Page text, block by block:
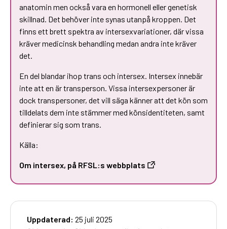
anatomin men också vara en hormonell eller genetisk
skillnad. Det behöver inte synas utanpå kroppen. Det
finns ett brett spektra av intersexvariationer, där vissa
kräver medicinsk behandling medan andra inte kräver
det.
En del blandar ihop trans och intersex. Intersex innebär
inte att en är transperson. Vissa intersexpersoner är
dock transpersoner, det vill säga känner att det kön som
tilldelats dem inte stämmer med könsidentiteten, samt
definierar sig som trans.
Källa:
Om intersex, på RFSL:s webbplats
Uppdaterad: 25 juli 2025